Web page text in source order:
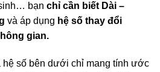
bạn chỉ cần biết Dài –
và áp dụng hệ số thay đổi
gian.
hệ số bên dưới chỉ mang tính ước